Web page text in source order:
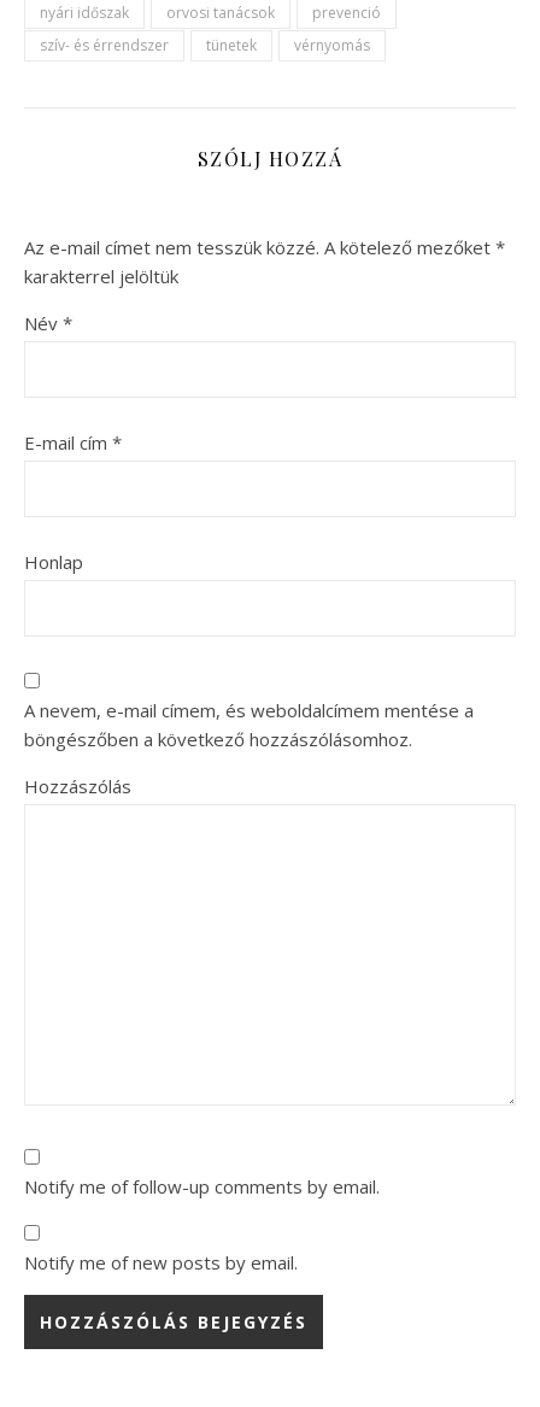
nyári időszak
orvosi tanácsok
prevenció
szív- és érrendszer
tünetek vérnyomás
SZÓLJ HOZZÁ
Az e-mail címet nem tesszük közzé. A kötelező mezőket *
karakterrel jelöltük
Név *
E-mail cím *
Honlap
A nevem, e-mail címem, és weboldalcímem mentése a
böngészőben a következő hozzászólásomhoz.
Hozzászólás
Notify me of follow-up comments by email.
Notify me of new posts by email.